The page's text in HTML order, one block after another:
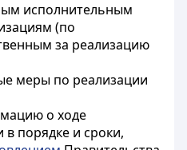
исполнительным
(по
за реализацию
меры по реализации
о ходе
порядке и сроки,